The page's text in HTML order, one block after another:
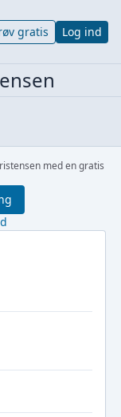
gratis Log ind
med en gratis